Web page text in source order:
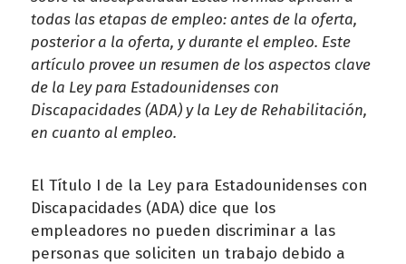
todas las etapas de empleo: antes de la oferta,
posterior a la oferta, y durante el empleo. Este
artículo provee un resumen de los aspectos clave
de la Ley para Estadounidenses con
Discapacidades (ADA) y la Ley de Rehabilitación,
en cuanto al empleo.
El Título I de la Ley para Estadounidenses con
Discapacidades (ADA) dice que los
empleadores no pueden discriminar a las
personas que soliciten un trabajo debido a